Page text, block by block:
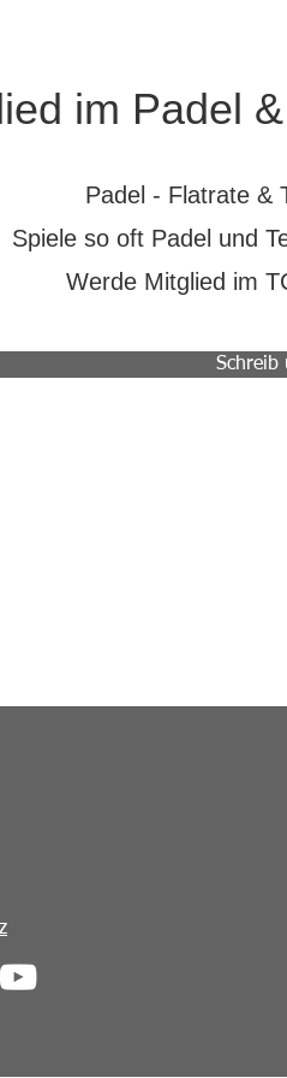
im Padel
Padel - Flatrate &
Spiele so oft Padel und
Werde Mitglied im
Schreib